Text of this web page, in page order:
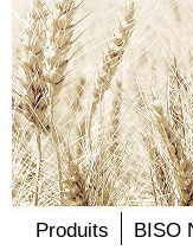
Produits BISO